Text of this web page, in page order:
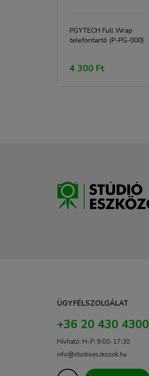
PGYTECH Full Wrap
telefontartó (P-PG-000)
4 300 Ft
ÜGYFÉLSZOLGÁLAT
+36 20 430 4300
Hívható: H-P: 9:00-17:30
info@studioeszkozok.hu